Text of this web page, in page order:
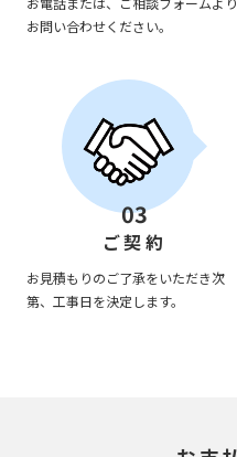
お問い合わせください。
03
ご契約
お見積もりのご了承をいただき次
第、工事日を決定します。